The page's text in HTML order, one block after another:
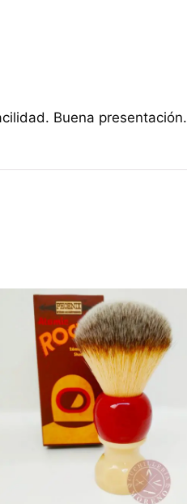
Buena presentación.